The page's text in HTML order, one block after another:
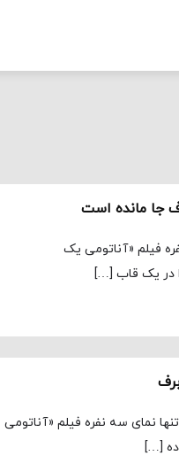
جا مانده است
فیلم «آناتومی یک
در یک قاب […]
نمای سه نفره فیلم «آناتومی
[…]